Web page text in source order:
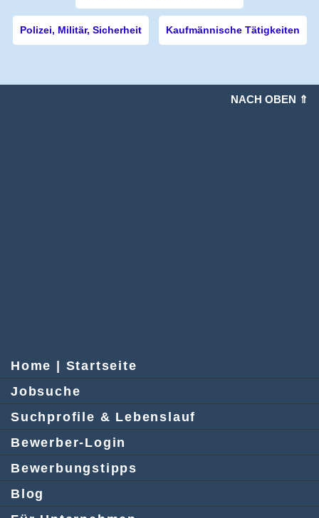
Polizei, Militär, Sicherheit Kaufmännische Tätigkeiten
NACH OBEN ⇑
Home | Startseite
Jobsuche
Suchprofile & Lebenslauf
Bewerber-Login
Bewerbungstipps
Blog